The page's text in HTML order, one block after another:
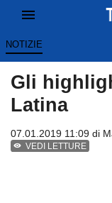
NOTIZIE
Gli
Latina
07.01.2019 11:09 di
VEDI LETTURE